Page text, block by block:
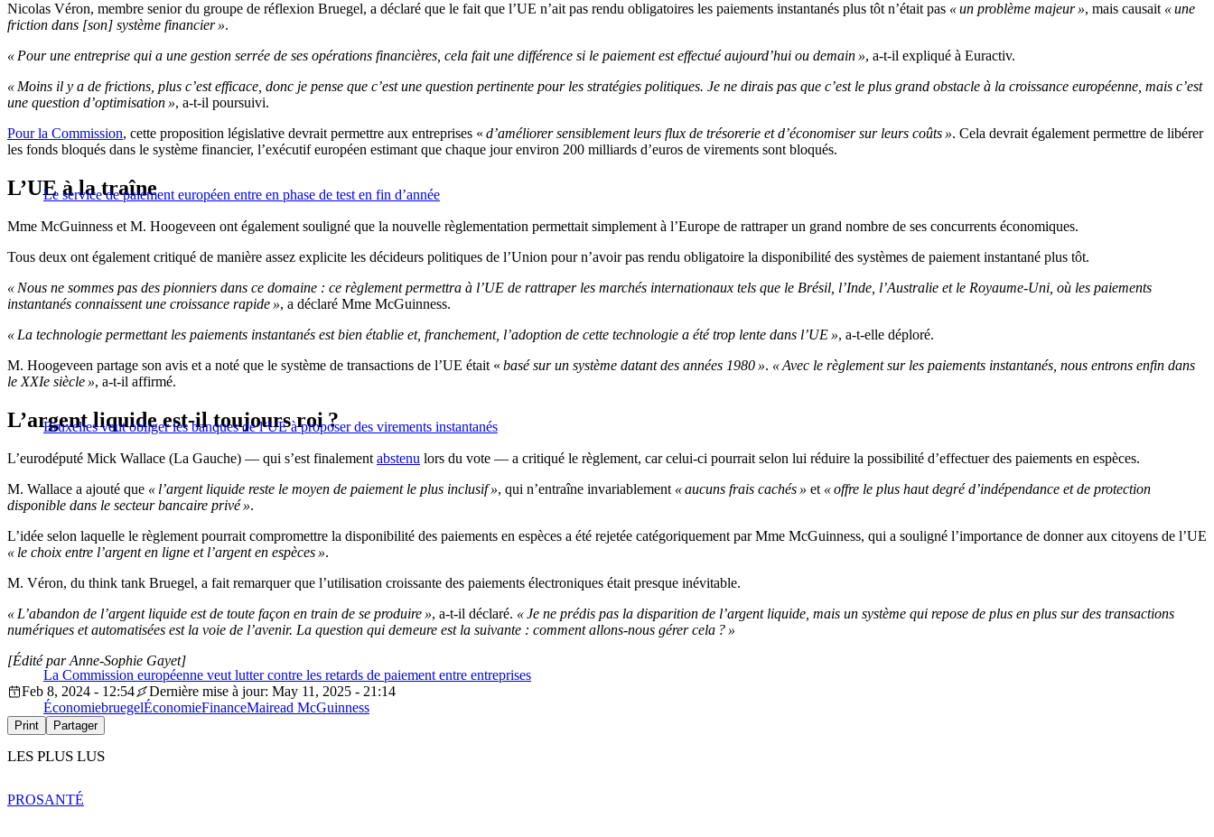
Nicolas Véron, membre senior du groupe de réflexion Bruegel, a déclaré que le fait que l’UE n’ait pas rendu obligatoires les paiements instantanés plus tôt n’était pas « un problème majeur », mais causait « une
friction dans [son] système financier ».
« Pour une entreprise qui a une gestion serrée de ses opérations financières, cela fait une différence si le paiement est effectué aujourd’hui ou demain », a-t-il expliqué à Euractiv.
« Moins il y a de frictions, plus c’est efficace, donc je pense que c’est une question pertinente pour les stratégies politiques. Je ne dirais pas que c’est le plus grand obstacle à la croissance européenne, mais c’est
une question d’optimisation », a-t-il poursuivi.
Pour la Commission, cette proposition législative devrait permettre aux entreprises « d’améliorer sensiblement leurs flux de trésorerie et d’économiser sur leurs coûts ». Cela devrait également permettre de libérer
les fonds bloqués dans le système financier, l’exécutif européen estimant que chaque jour environ 200 milliards d’euros de virements sont bloqués.
Le service de paiement européen entre en phase de test en fin d’année
L’UE à la traîne
Mme McGuinness et M. Hoogeveen ont également souligné que la nouvelle règlementation permettait simplement à l’Europe de rattraper un grand nombre de ses concurrents économiques.
Tous deux ont également critiqué de manière assez explicite les décideurs politiques de l’Union pour n’avoir pas rendu obligatoire la disponibilité des systèmes de paiement instantané plus tôt.
« Nous ne sommes pas des pionniers dans ce domaine : ce règlement permettra à l’UE de rattraper les marchés internationaux tels que le Brésil, l’Inde, l’Australie et le Royaume-Uni, où les paiements
instantanés connaissent une croissance rapide », a déclaré Mme McGuinness.
« La technologie permettant les paiements instantanés est bien établie et, franchement, l’adoption de cette technologie a été trop lente dans l’UE », a-t-elle déploré.
M. Hoogeveen partage son avis et a noté que le système de transactions de l’UE était « basé sur un système datant des années 1980 ». « Avec le règlement sur les paiements instantanés, nous entrons enfin dans
le XXIe siècle », a-t-il affirmé.
Bruxelles veut obliger les banques de l’UE à proposer des virements instantanés
L’argent liquide est-il toujours roi ?
L’eurodéputé Mick Wallace (La Gauche) — qui s’est finalement abstenu lors du vote — a critiqué le règlement, car celui-ci pourrait selon lui réduire la possibilité d’effectuer des paiements en espèces.
M. Wallace a ajouté que « l’argent liquide reste le moyen de paiement le plus inclusif », qui n’entraîne invariablement « aucuns frais cachés » et « offre le plus haut degré d’indépendance et de protection
disponible dans le secteur bancaire privé ».
L’idée selon laquelle le règlement pourrait compromettre la disponibilité des paiements en espèces a été rejetée catégoriquement par Mme McGuinness, qui a souligné l’importance de donner aux citoyens de l’UE
« le choix entre l’argent en ligne et l’argent en espèces ».
M. Véron, du think tank Bruegel, a fait remarquer que l’utilisation croissante des paiements électroniques était presque inévitable.
« L’abandon de l’argent liquide est de toute façon en train de se produire », a-t-il déclaré. « Je ne prédis pas la disparition de l’argent liquide, mais un système qui repose de plus en plus sur des transactions
numériques et automatisées est la voie de l’avenir. La question qui demeure est la suivante : comment allons-nous gérer cela ? »
La Commission européenne veut lutter contre les retards de paiement entre entreprises
[Édité par Anne-Sophie Gayet]
Feb 8, 2024 - 12:54
Dernière mise à jour: May 11, 2025 - 21:14
ÉconomiebruegelÉconomieFinanceMairead McGuinness
Print Partager
LES PLUS LUS
PROSANTÉ